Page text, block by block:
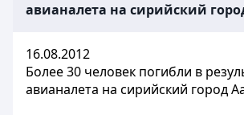
авианалета на сирийский
16.08.2012
Более 30 человек погибли в
авианалета на сирийский город